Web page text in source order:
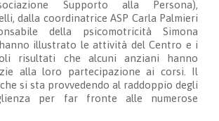
Supporto alla Persona),
dalla coordinatrice ASP Carla Palmieri
della psicomotricità Simona
illustrato le attività del Centro e i
risultati che alcuni anziani hanno
alla loro partecipazione ai corsi. Il
si sta provvedendo al raddoppio degli
per far fronte alle numerose